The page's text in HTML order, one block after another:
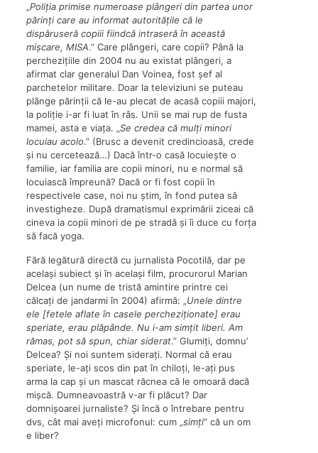
„Poliția primise numeroase plângeri din partea unor
părinți care au informat autoritățile că le
dispăruseră copiii fiindcă intraseră în această
mișcare, MISA.” Care plângeri, care copii? Până la
perchezițiile din 2004 nu au existat plângeri, a
afirmat clar generalul Dan Voinea, fost șef al
parchetelor militare. Doar la televiziuni se puteau
plânge părinții că le-au plecat de acasă copiii majori,
la poliție i-ar fi luat în râs. Unii se mai rup de fusta
mamei, asta e viața. „Se credea că mulți minori
locuiau acolo.” (Brusc a devenit credincioasă, crede
și nu cercetează…) Dacă într-o casă locuiește o
familie, iar familia are copii minori, nu e normal să
locuiască împreună? Dacă or fi fost copii în
respectivele case, noi nu știm, în fond putea să
investigheze. După dramatismul exprimării ziceai că
cineva ia copii minori de pe stradă și îi duce cu forța
să facă yoga.
Fără legătură directă cu jurnalista Pocotilă, dar pe
același subiect și în același film, procurorul Marian
Delcea (un nume de tristă amintire printre cei
călcați de jandarmi în 2004) afirmă: „Unele dintre
ele [fetele aflate în casele percheziționate] erau
speriate, erau plăpânde. Nu i-am simțit liberi. Am
rămas, pot să spun, chiar siderat.” Glumiți, domnu’
Delcea? Și noi suntem siderați. Normal că erau
speriate, le-ați scos din pat în chiloți, le-ați pus
arma la cap și un mascat răcnea că le omoară dacă
mișcă. Dumneavoastră v-ar fi plăcut? Dar
domnișoarei jurnaliste? Și încă o întrebare pentru
dvs, cât mai aveți microfonul: cum „simți” că un om
e liber?